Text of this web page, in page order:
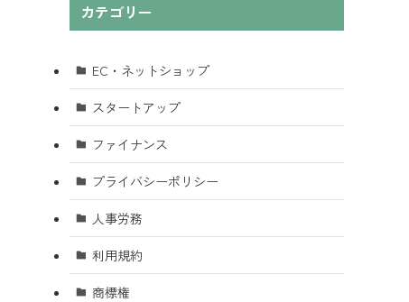
カテゴリー
EC・ネットショップ
スタートアップ
ファイナンス
プライバシーポリシー
人事労務
利用規約
商標権